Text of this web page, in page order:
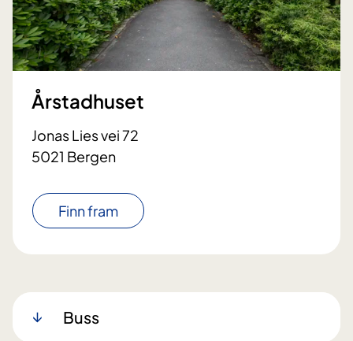
Årstadhuset
Jonas Lies vei 72
5021 Bergen
Finn fram
Buss